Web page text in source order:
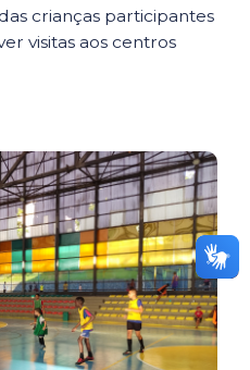
crianças participantes
visitas aos centros